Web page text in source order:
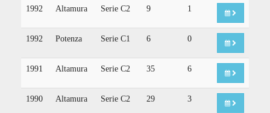
1992 Altamura Serie C2 9 1
1992 Potenza Serie C1 6 0
1991 Altamura Serie C2 35 6
1990 Altamura Serie C2 29 3